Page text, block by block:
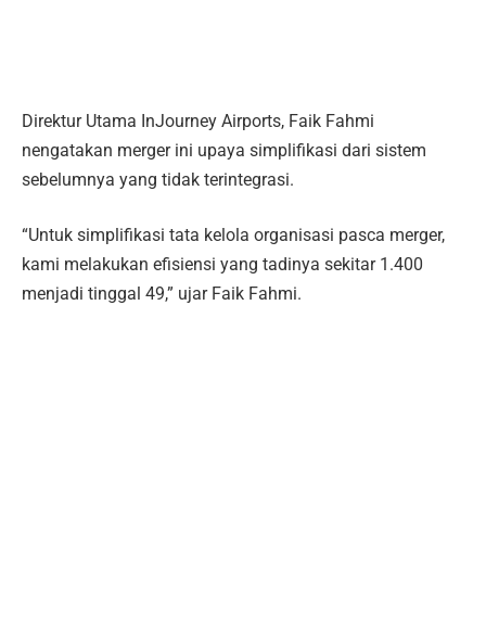
Direktur Utama InJourney Airports, Faik Fahmi
nengatakan merger ini upaya simplifikasi dari sistem
sebelumnya yang tidak terintegrasi.
“Untuk simplifikasi tata kelola organisasi pasca merger,
kami melakukan efisiensi yang tadinya sekitar 1.400
menjadi tinggal 49,” ujar Faik Fahmi.